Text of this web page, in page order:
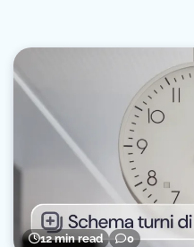
12 min read 0